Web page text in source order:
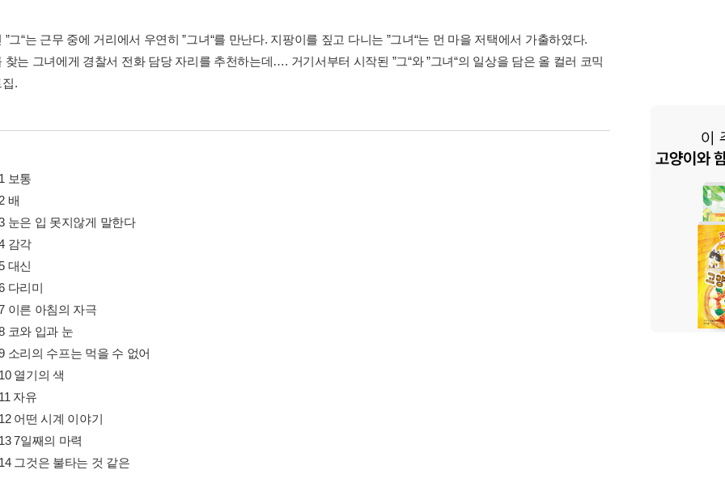
”그“는 근무 중에 거리에서 우연히 ”그녀“를 만난다. 지팡이를 짚고 다니는 ”그녀“는 먼 마을 저택에서 가출하였다.
찾는 그녀에게 경찰서 전화 담당 자리를 추천하는데…. 거기서부터 시작된 ”그“와 ”그녀“의 일상을 담은 올 컬러 코믹
.
보통
배
눈은 입 못지않게 말한다
감각
대신
다리미
이른 아침의 자극
코와 입과 눈
소리의 수프는 먹을 수 없어
열기의 색
자유
어떤 시계 이야기
7일째의 마력
그것은 불타는 것 같은